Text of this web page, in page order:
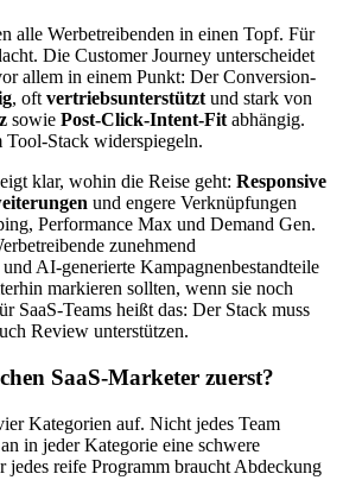
alle Werbetreibenden in einen Topf. Für
Die Customer Journey unterscheidet
allem in einem Punkt: Der Conversion-
, oft vertriebsunterstützt und stark von
sowie Post-Click-Intent-Fit abhängig.
Tool-Stack widerspiegeln.
klar, wohin die Reise geht: Responsive
und engere Verknüpfungen
Performance Max und Demand Gen.
zunehmend
AI-generierte Kampagnenbestandteile
markieren sollten, wenn sie noch
SaaS-Teams heißt das: Der Stack muss
Review unterstützen.
SaaS-Marketer zuerst?
Kategorien auf. Nicht jedes Team
in jeder Kategorie eine schwere
jedes reife Programm braucht Abdeckung